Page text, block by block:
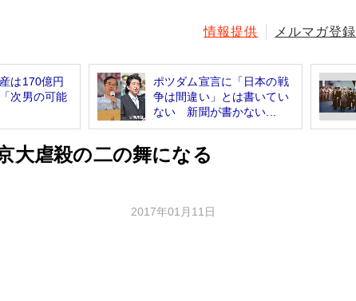
情報提供 メルマガ登録
は170億円
次男の可能
ポツダム宣言に「日本の戦
争は間違い」とは書いてい
ない 新聞が書かない...
大虐殺の二の舞になる
2017年01月11日